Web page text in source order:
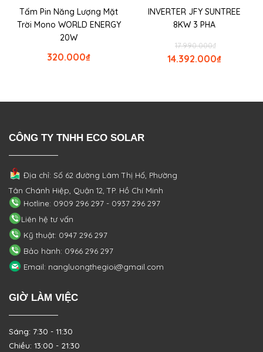
Tấm Pin Năng Lượng Mặt
Trời Mono WORLD ENERGY
20W
₫
320.000
INVERTER JFY SUNTREE
8KW 3 PHA
₫
17.990.000
₫
14.392.000
CÔNG TY TNHH ECO SOLAR
Địa chỉ: Số 62 đường Lâm Thị Hố, Phường
Tân Chánh Hiệp, Quận 12, TP. Hồ Chí Minh
Hotline: 0909 296 297 - 0937 296 297
Liên hệ tư vấn
Kỹ thuật: 0947 296 297
Bảo hành: 0966 296 297
Email: nangluongthegioi@gmail.com
GIỜ LÀM VIỆC
Sáng: 7:30 - 11:30
Chiều: 13:00 - 21:30